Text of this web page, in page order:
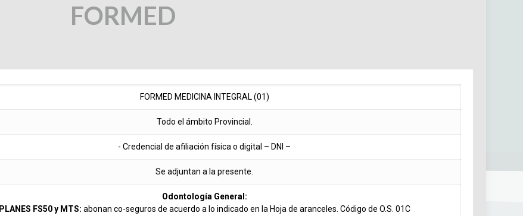
FORMED
FORMED MEDICINA INTEGRAL (01)
Todo el ámbito Provincial.
- Credencial de afiliación física o digital – DNI –
Se adjuntan a la presente.
Odontología General:
PLANES FS50 y MTS: abonan co-seguros de acuerdo a lo indicado en la Hoja de aranceles. Código de O.S. 01C